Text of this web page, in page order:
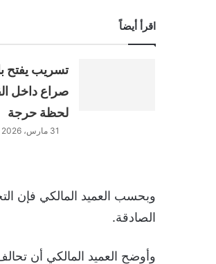
اقرأ أيضاً
تسريب يفتح
صراع داخل
لحظة حرجة
31 مارس، 2026
وبحسب العميد المالكي فإن
الصادقة.
وأوضح العميد المالكي أن